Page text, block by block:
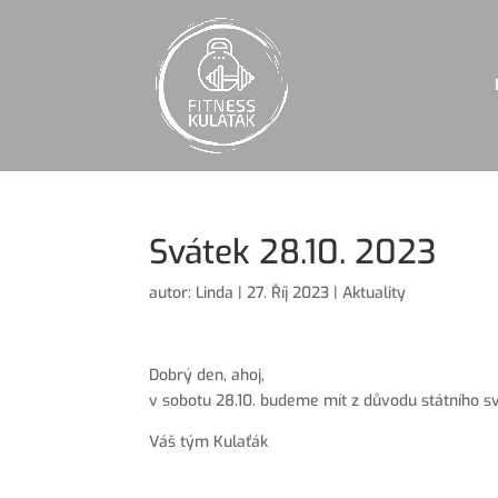
Svátek 28.10. 2023
autor: Linda |27. Říj 2023 |Aktuality
Dobrý den, ahoj,
v sobotu 28.10. budeme mít z důvodu státního
Váš tým Kulaťák